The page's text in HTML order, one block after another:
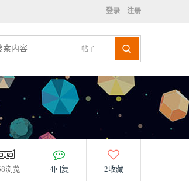
登录 注册
帖子
浏览 4回复 2收藏